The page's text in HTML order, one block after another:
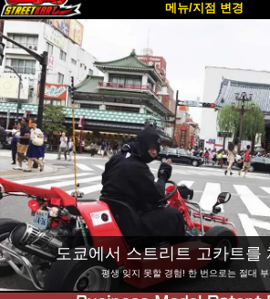
메뉴/지점 변경
소개
접근성 고객 리뷰
회사 정보
지점 변경
도쿄 시나가와 #1
도쿄 아키하바라#2
도쿄 시부야 애넥스
도쿄 아사쿠사
도쿄에서 스트리트 고카트를
평생 잊지 못할 경험! 한 번으로는 절대